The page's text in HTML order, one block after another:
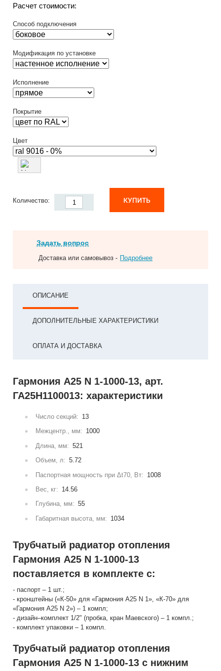
Расчет стоимости:
Способ подключения
Модификация по установке
Исполнение
Покрытие
Цвет
Количество: КУПИТЬ
Задать вопрос
Доставка или самовывоз - Подробнее
ОПИСАНИЕ
ДОПОЛНИТЕЛЬНЫЕ ХАРАКТЕРИСТИКИ
ОПЛАТА И ДОСТАВКА
Гармония А25 N 1-1000-13, арт.
ГА25Н1100013: характеристики
Число секций: 13
Межцентр., мм: 1000
Длина, мм: 521
Объем, л: 5.72
Паспортная мощность при Δt70, Вт: 1008
Вес, кг: 14.56
Глубина, мм: 55
Габаритная высота, мм: 1034
Трубчатый радиатор отопления
Гармония А25 N 1-1000-13
поставляется в комплекте с:
- паспорт – 1 шт.;
- кронштейны («К-50» для «Гармония А25 N 1», «К-70» для
«Гармония А25 N 2») – 1 компл;
- дизайн–комплект 1/2" (пробка, кран Маевского) – 1 компл.;
- комплект упаковки – 1 компл.
Трубчатый радиатор отопления
Гармония А25 N 1-1000-13 с нижним